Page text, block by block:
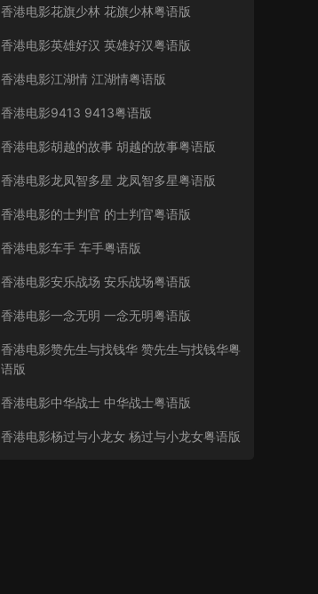
香港电影花旗少林 花旗少林粤语版
香港电影英雄好汉 英雄好汉粤语版
香港电影江湖情 江湖情粤语版
香港电影9413 9413粤语版
香港电影胡越的故事 胡越的故事粤语版
香港电影龙凤智多星 龙凤智多星粤语版
香港电影的士判官 的士判官粤语版
香港电影车手 车手粤语版
香港电影安乐战场 安乐战场粤语版
香港电影一念无明 一念无明粤语版
香港电影赞先生与找钱华 赞先生与找钱华粤
语版
香港电影中华战士 中华战士粤语版
香港电影杨过与小龙女 杨过与小龙女粤语版